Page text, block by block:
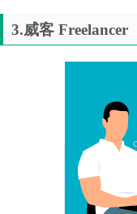
3.威客 Freelancer